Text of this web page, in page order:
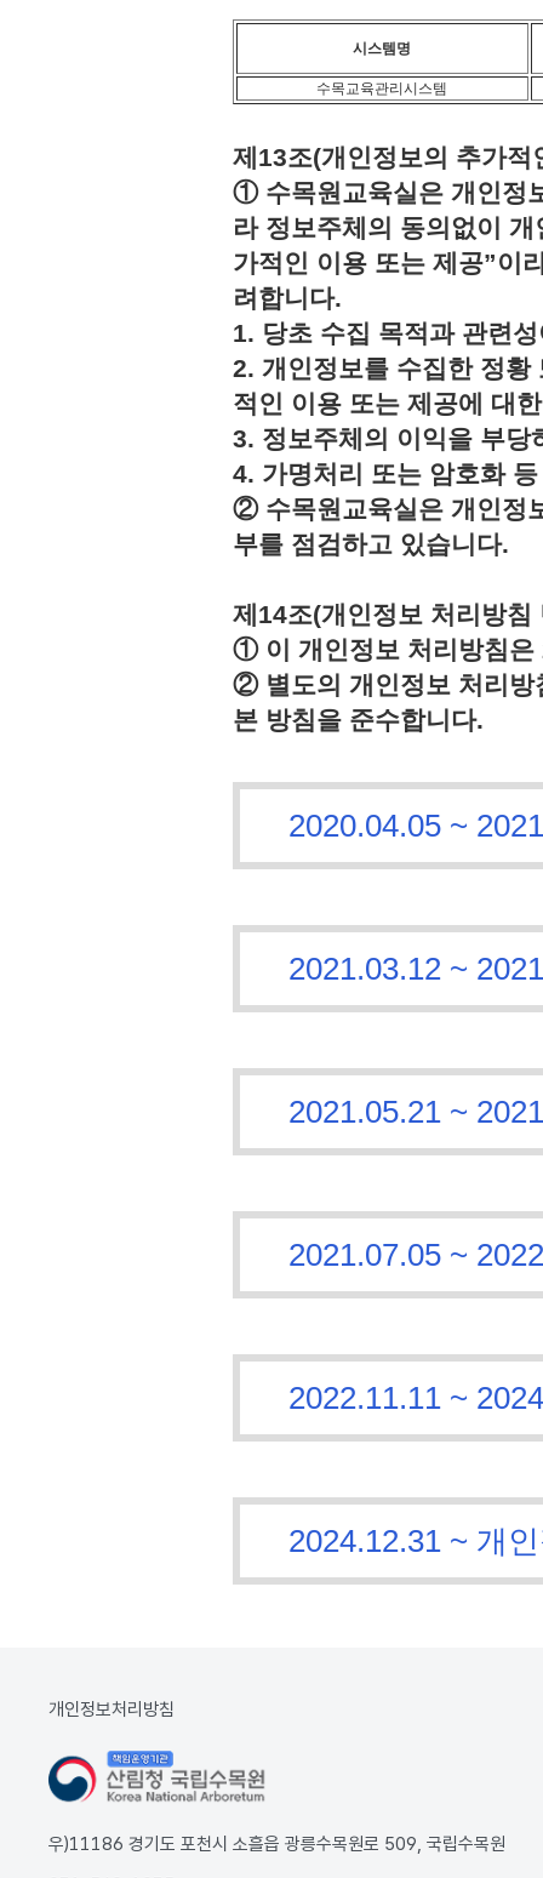
시스템명
수목교육관리시스템
제13조(개인정보의 추가적
① 수목원교육실은 개인정
라 정보주체의 동의없이
가적인 이용 또는 제공”이
려합니다.
1. 당초 수집 목적과 관련
2. 개인정보를 수집한 정황
적인 이용 또는 제공에 대
3. 정보주체의 이익을 부당
4. 가명처리 또는 암호화
② 수목원교육실은 개인정
부를 점검하고 있습니다.
제14조(개인정보 처리방침
① 이 개인정보 처리방침은
② 별도의 개인정보 처리방
본 방침을 준수합니다.
2020.04.05 ~
2021.03.12 ~
2021.05.21 ~
2021.07.05 ~
2022.11.11 ~
2024.12.31 ~ 개
개인정보처리방침
우)11186 경기도 포천시 소흘읍 광릉수목원로 509, 국립수목원